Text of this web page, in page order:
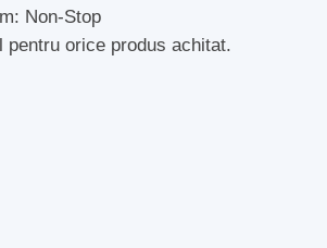
Non-Stop
pentru orice produs achitat.